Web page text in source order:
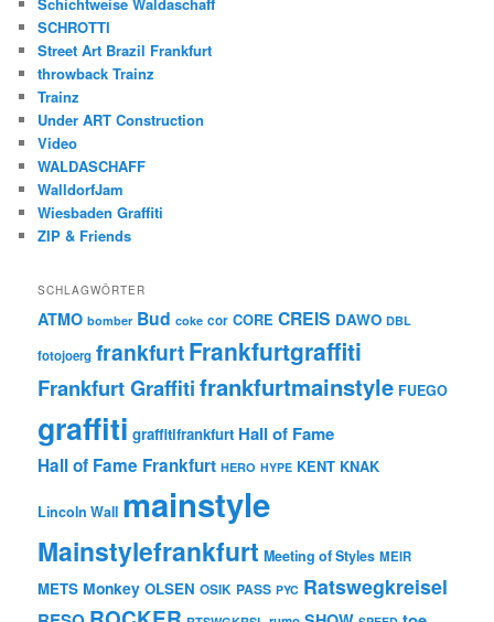
SCHROTTI
Street Art Brazil Frankfurt
throwback Trainz
Trainz
Under ART Construction
Video
WALDASCHAFF
WalldorfJam
Wiesbaden Graffiti
ZIP & Friends
SCHLAGWÖRTER
ATMO bomber Bud coke cor CORE CREIS DAWO DBL
fotojoerg frankfurtFrankfurtgraffiti
Frankfurt Graffitifrankfurtmainstyle FUEGO
graffiti graffitifrankfurt Hall of Fame
Hall of Fame Frankfurt HERO HYPE KENT KNAK
Lincoln Wall mainstyle
Mainstylefrankfurt Meeting of Styles MEIR
METS Monkey OLSEN OSIK PASS PYC Ratswegkreisel